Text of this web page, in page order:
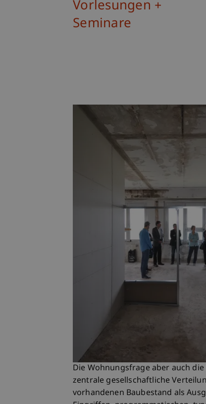
Vorlesungen +
Seminare
Die Wohnungsfrage aber auch
zentrale gesellschaftliche
vorhandenen Baubestand als